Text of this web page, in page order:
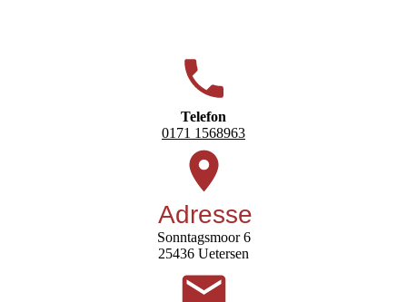
Telefon
0171 1568963
Adresse
Sonntagsmoor 6
25436 Uetersen